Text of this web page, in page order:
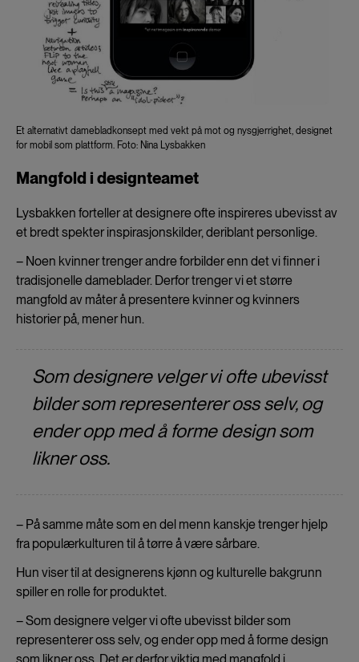
Et alternativt damebladkonsept med vekt på mot og nysgjerrighet, designet
for mobil som plattform. Foto: Nina Lysbakken
Mangfold i designteamet
Lysbakken forteller at designere ofte inspireres ubevisst av
et bredt spekter inspirasjonskilder, deriblant personlige.
– Noen kvinner trenger andre forbilder enn det vi finner i
tradisjonelle dameblader. Derfor trenger vi et større
mangfold av måter å presentere kvinner og kvinners
historier på, mener hun.
Som designere velger vi ofte ubevisst
bilder som representerer oss selv, og
ender opp med å forme design som
likner oss.
– På samme måte som en del menn kanskje trenger hjelp
fra populærkulturen til å tørre å være sårbare.
Hun viser til at designerens kjønn og kulturelle bakgrunn
spiller en rolle for produktet.
– Som designere velger vi ofte ubevisst bilder som
representerer oss selv, og ender opp med å forme design